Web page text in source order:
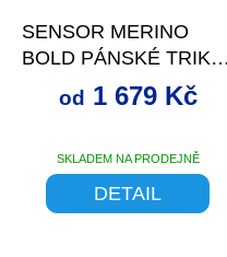
SENSOR MERINO
BOLD PÁNSKÉ TRIKO
DL.RUKÁV COOL
BLUE
SKLADEM NA PRODEJNĚ
od 1 679 Kč
DETAIL